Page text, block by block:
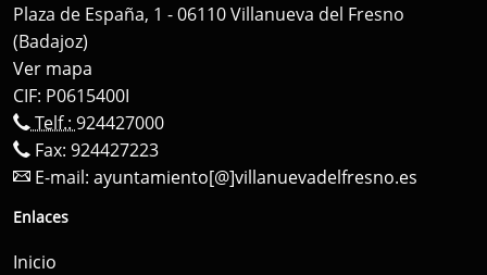
Plaza de España, 1 - 06110 Villanueva del Fresno
(Badajoz)
Ver mapa
CIF: P0615400I
Telf.: 924427000
Fax: 924427223
E-mail: ayuntamiento[@]villanuevadelfresno.es
Enlaces
Inicio